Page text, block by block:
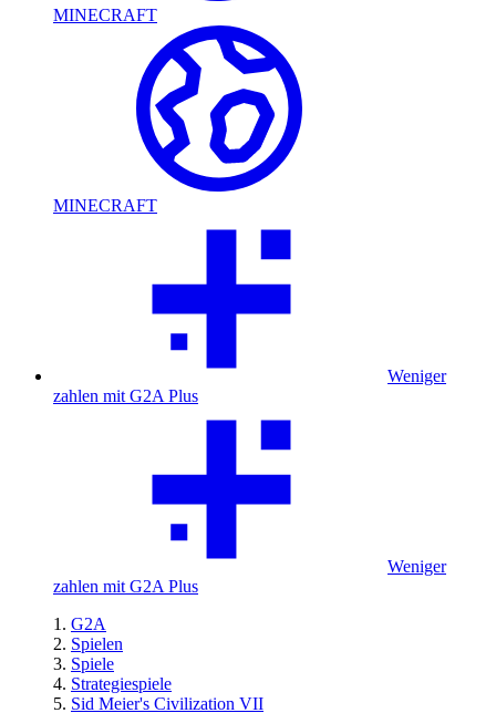
MINECRAFT
MINECRAFT
Weniger
zahlen mit G2A Plus
Weniger
zahlen mit G2A Plus
G2A
Spielen
Spiele
Strategiespiele
Sid Meier's Civilization VII